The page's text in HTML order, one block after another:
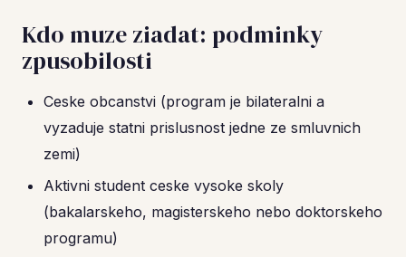
Kdo muze ziadat: podminky
zpusobilosti
Ceske obcanstvi (program je bilateralni a
vyzaduje statni prislusnost jedne ze smluvnich
zemi)
Aktivni student ceske vysoke skoly
(bakalarskeho, magisterskeho nebo doktorskeho
programu)